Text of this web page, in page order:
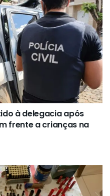
à delegacia após
frente a crianças na